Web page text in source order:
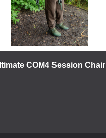
COM4 Session Chair